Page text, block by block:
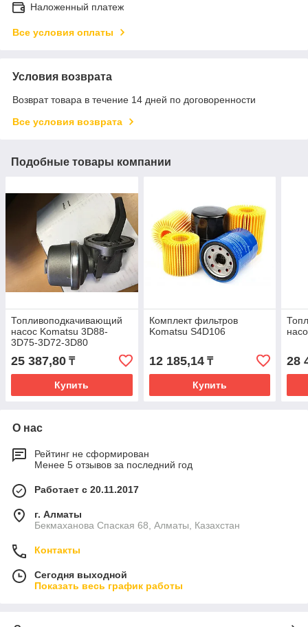
Наложенный платеж
Все условия оплаты
Условия возврата
Возврат товара в течение 14 дней по договоренности
Все условия возврата
Подобные товары компании
Топливоподкачивающий
насос Komatsu 3D88-
3D75-3D72-3D80
25 387,80 ₸
Купить
Комплект фильтров
Komatsu S4D106
12 185,14₸
Купить
28
О нас
Рейтинг не сформирован
Менее 5 отзывов за последний год
Работает с 20.11.2017
г. Алматы
Бекмаханова Спаская 68, Алматы, Казахстан
Контакты
Сегодня выходной
Показать весь график работы